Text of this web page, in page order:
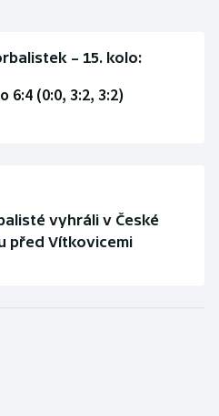
– 15. kolo:
6:4 (0:0, 3:2, 3:2)
vyhráli v České
před Vítkovicemi